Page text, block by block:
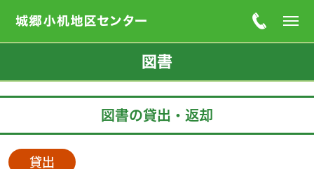
図書
図書の貸出・返却
貸出